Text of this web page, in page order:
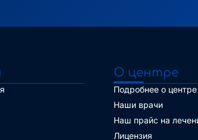
О центре
Подробнее о центре
Наши врачи
Наш прайс на
Лицензия